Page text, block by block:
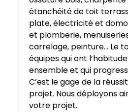
étanchéité de toit
plate, électricité et
et plomberie,
carrelage, peinture… Le
équipes qui ont
ensemble et qui
C’est le gage de la
projet. Nous déployons
votre projet.